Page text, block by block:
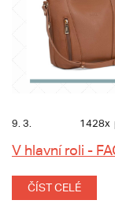
9. 3. 1428x
V hlavní roli -
ČÍST CELÉ